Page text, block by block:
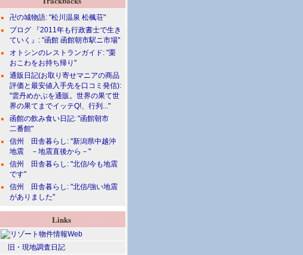
卍の城物語: "松川温泉 松楓荘"
ブログ 『2011年も行政書士で生き
ていく』: "函館 函館朝市駅ニ市場"
オトシンのレストランガイド: "栗
おこわをお持ち帰り"
通販日記(お取り寄せマニアの商品
評価と最安値入手先を口コミ発信):
"雲丹めかぶを通販。世界の果て世
界の果てまでイッテQ!、行列..."
函館の飲み食い日記: "函館朝市
二番館"
信州 田舎暮らし: "新潟県中越沖
地震 －地震直後から－"
信州 田舎暮らし: "北信/今も地震
です"
信州 田舎暮らし: "北信/強い地震
がありました"
Links
旧・現地調査日記